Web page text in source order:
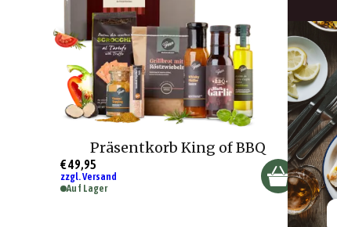
Präsentkorb King of BBQ
€ 49,95
zzgl. Versand
Auf Lager